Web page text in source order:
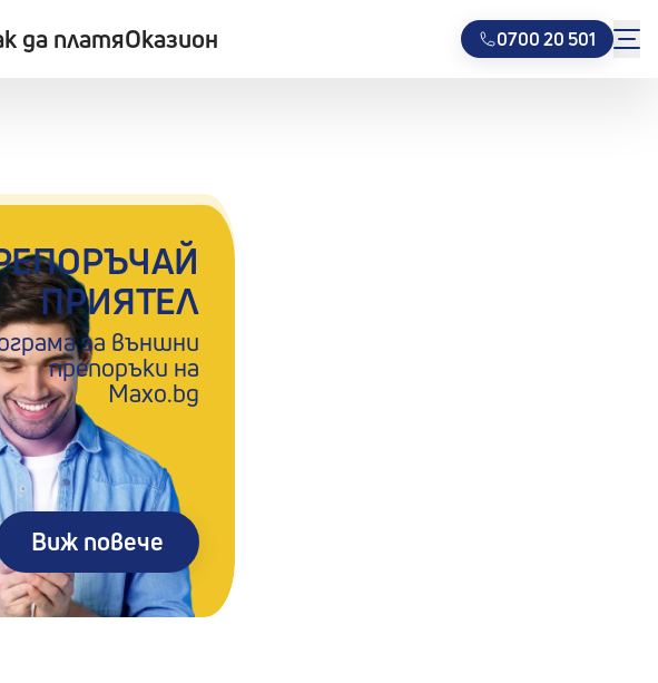
да платяОказион 0700 20 501
ПРИЯТЕЛ
за външни
препоръки на
Maxo.bg
Виж повече